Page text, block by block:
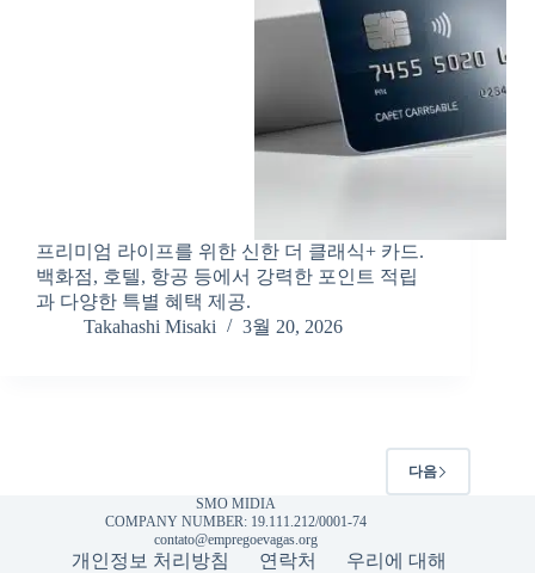
프리미엄 라이프를 위한 신한 더 클래식+ 카드.
백화점, 호텔, 항공 등에서 강력한 포인트 적립
과 다양한 특별 혜택 제공.
Takahashi Misaki
3월 20, 2026
다음
SMO MIDIA
COMPANY NUMBER: 19.111.212/0001-74
contato@empregoevagas.org
개인정보 처리방침 연락처
우리에 대해